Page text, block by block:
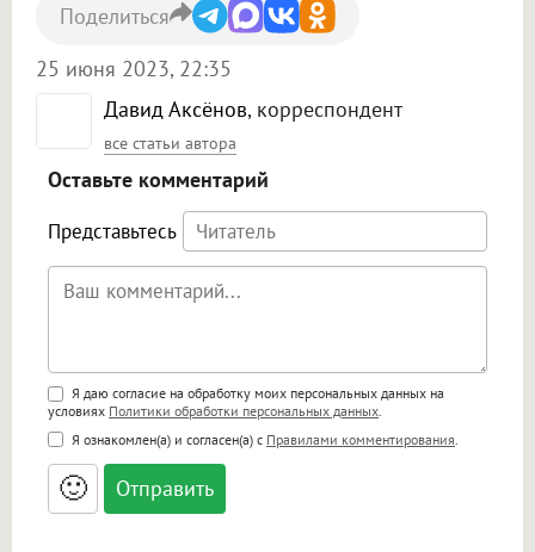
Давид Аксёнов, корреспондент
все статьи автора
25 июня 2023, 22:35
Поделиться
Оставьте комментарий
Представьтесь
Поддержка HTML
<b>, <strong>, <u>, <i>, <em>, <s>, <big>,
<small>, <sup>, <sub>, <pre>, <ul>, <ol>, <li>,
<blockquote>, <code> экранирует HTML,
адреса URL автоматически становятся
ссылками, и [img]адрес[/img] будет
Я даю согласие на обработку моих персональных данных на
условиях Политики обработки персональных данных
Я ознакомлен(а) и согласен(а) с Правилами комментирования
🙂